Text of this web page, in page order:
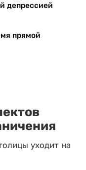
депрессией
прямой
уходит на